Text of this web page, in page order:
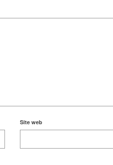
Site web